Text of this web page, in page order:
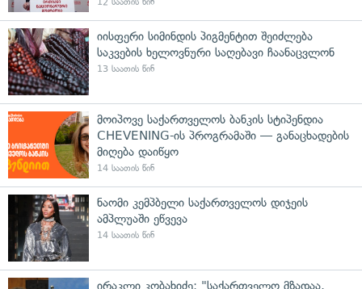
იისფერი სიმინდის პიგმენტით შეიძლება
საკვების ხელოვნური საღებავი ჩაანაცვლონ
13 საათის წინ
მოიპოვე საქართველოს ბანკის სტიპენდია
CHEVENING-ის პროგრამაში — განაცხადების
მიღება დაიწყო
14 საათის წინ
ნაომი კემპბელი საქართველოს დიჯეის
ამპლუაში ეწვევა
14 საათის წინ
ირაკლი კობახიძე: "საქართველო მზადაა,